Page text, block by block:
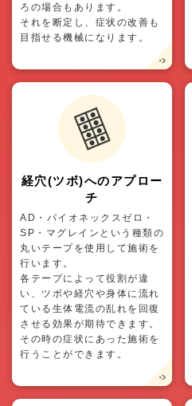
ろの場合もあります。
それを断定し、症状の改善も
目指せる機械になります。
経穴(ツボ)へのアプロー
チ
AD・パイオネックスゼロ・
SP・マグレインという種類の
丸いテープを使用して施術を
行います。
各テープによって役割が違
い、ツボや経穴や身体に流れ
ている生体電流の乱れを回復
させる効果が期待できます。
その時の症状にあった施術を
行うことができます。